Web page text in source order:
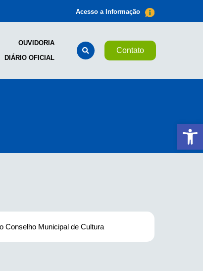
Acesso a Informação
OUVIDORIA
DIÁRIO OFICIAL
Contato
Conselho Municipal de Cultura